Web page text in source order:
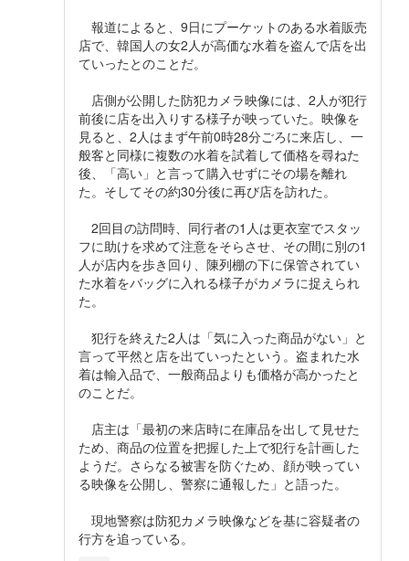
報道によると、9日にプーケットのある水着販売
店で、韓国人の女2人が高価な水着を盗んで店を出
ていったとのことだ。
店側が公開した防犯カメラ映像には、2人が犯行
前後に店を出入りする様子が映っていた。映像を
見ると、2人はまず午前0時28分ごろに来店し、一
般客と同様に複数の水着を試着して価格を尋ねた
後、「高い」と言って購入せずにその場を離れ
た。そしてその約30分後に再び店を訪れた。
2回目の訪問時、同行者の1人は更衣室でスタッ
フに助けを求めて注意をそらさせ、その間に別の1
人が店内を歩き回り、陳列棚の下に保管されてい
た水着をバッグに入れる様子がカメラに捉えられ
た。
犯行を終えた2人は「気に入った商品がない」と
言って平然と店を出ていったという。盗まれた水
着は輸入品で、一般商品よりも価格が高かったと
のことだ。
店主は「最初の来店時に在庫品を出して見せた
ため、商品の位置を把握した上で犯行を計画した
ようだ。さらなる被害を防ぐため、顔が映ってい
る映像を公開し、警察に通報した」と語った。
現地警察は防犯カメラ映像などを基に容疑者の
行方を追っている。